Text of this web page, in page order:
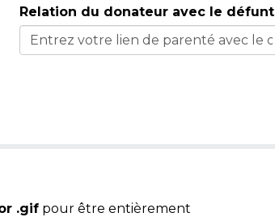
Relation du donateur avec le défunt
.gif pour être entièrement